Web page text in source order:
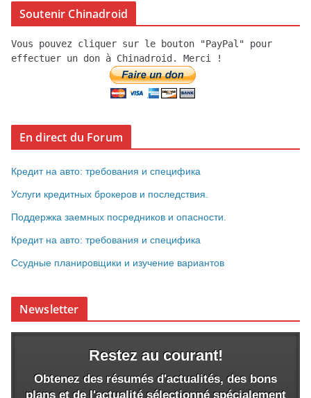
Soutenir Chinadroid
Vous pouvez cliquer sur le bouton "PayPal" pour
effectuer un don à Chinadroid. Merci !
En direct du Forum
Кредит на авто: требования и специфика
Услуги кредитных брокеров и последствия.
Поддержка заемных посредников и опасности.
Кредит на авто: требования и специфика
Ссудные планировщики и изучение вариантов
Newsletter
Restez au courant!
Obtenez des résumés d'actualités, des bons
plans et de l'actualité sélectionné spécialement